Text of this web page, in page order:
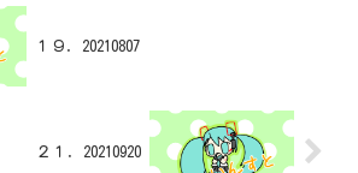
１９．20210807
２１．20210920